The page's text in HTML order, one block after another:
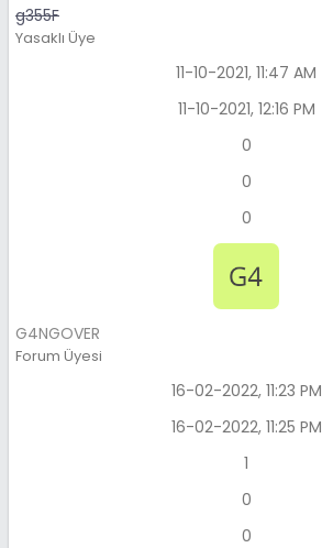
g355F
Yasaklı Üye
11-10-2021, 11:47 AM
11-10-2021, 12:16 PM
0
0
0
G4NGOVER
Forum Üyesi
16-02-2022, 11:23 PM
16-02-2022, 11:25 PM
1
0
0